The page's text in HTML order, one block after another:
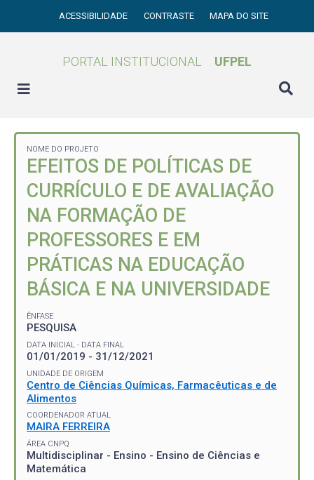
ACESSIBILIDADE CONTRASTE MAPA DO SITE
PORTAL INSTITUCIONAL UFPEL
NOME DO PROJETO
EFEITOS DE POLÍTICAS DE
CURRÍCULO E DE AVALIAÇÃO
NA FORMAÇÃO DE
PROFESSORES E EM
PRÁTICAS NA EDUCAÇÃO
BÁSICA E NA UNIVERSIDADE
ÊNFASE
PESQUISA
DATA INICIAL - DATA FINAL
01/01/2019 - 31/12/2021
UNIDADE DE ORIGEM
Centro de Ciências Químicas, Farmacêuticas e de
Alimentos
COORDENADOR ATUAL
MAIRA FERREIRA
ÁREA CNPQ
Multidisciplinar - Ensino - Ensino de Ciências e
Matemática